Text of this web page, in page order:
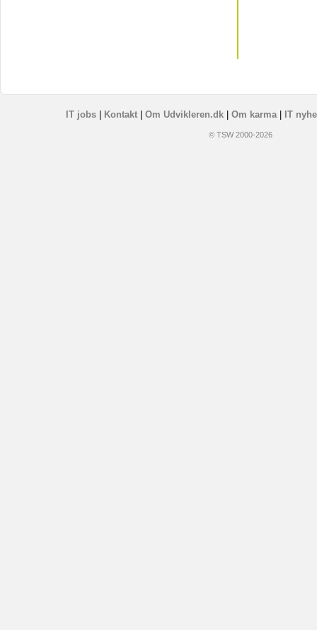
IT jobs| Kontakt| Om Udvikleren.dk| Om karma| IT
© TSW 2000-2026